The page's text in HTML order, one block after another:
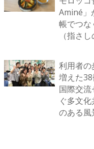
Aminé」
帳でつな
（指さ
利用者の
増えた
国際交
ぐ多文
のある風